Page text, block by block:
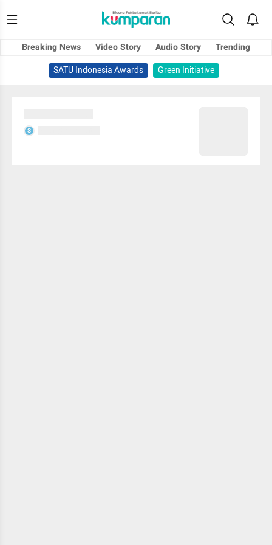
Breaking News Video Story Audio Story
Trending
SATU Indonesia Awards
Green Initiative
S